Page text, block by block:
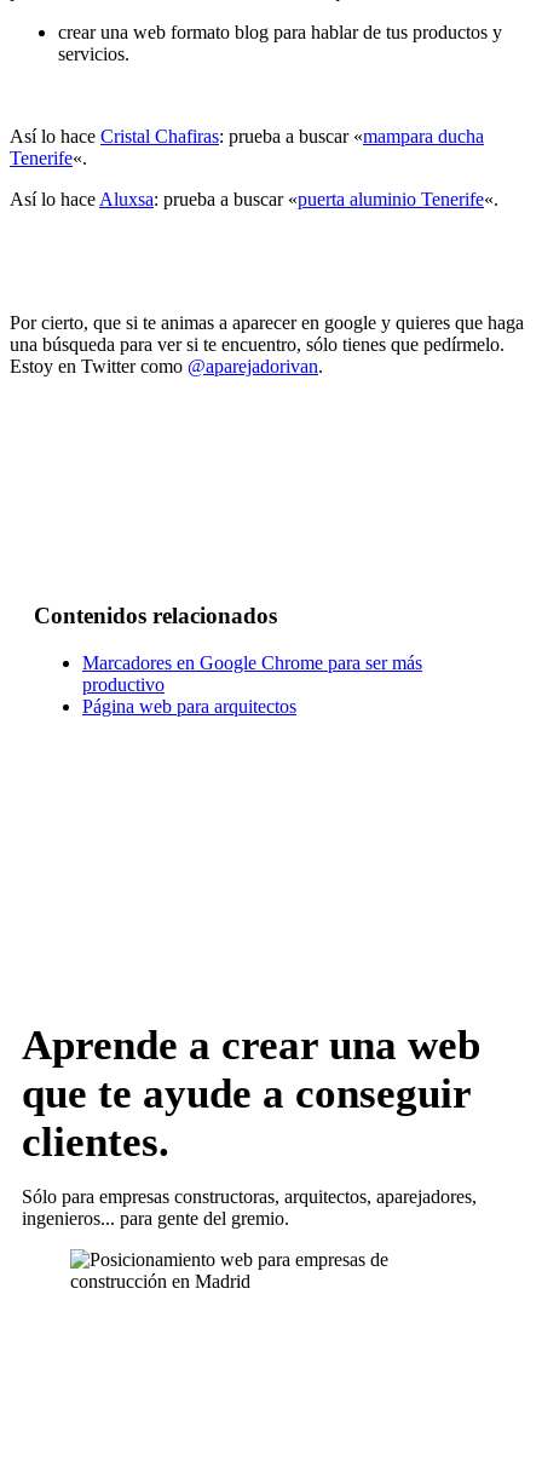
crear una web formato blog para hablar de tus productos y
servicios.
Así lo hace Cristal Chafiras: prueba a buscar «mampara ducha
Tenerife«.
Así lo hace Aluxsa: prueba a buscar «puerta aluminio Tenerife«.
Por cierto, que si te animas a aparecer en google y quieres que haga
una búsqueda para ver si te encuentro, sólo tienes que pedírmelo.
Estoy en Twitter como @aparejadorivan.
Contenidos relacionados
Marcadores en Google Chrome para ser más
productivo
Página web para arquitectos
Aprende a crear una web
que te ayude a conseguir
clientes.
Sólo para empresas constructoras, arquitectos, aparejadores,
ingenieros... para gente del gremio.